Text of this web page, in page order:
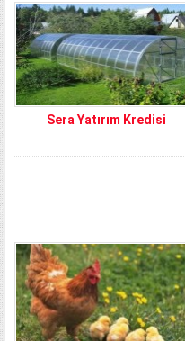
Sera Yatırım Kredisi